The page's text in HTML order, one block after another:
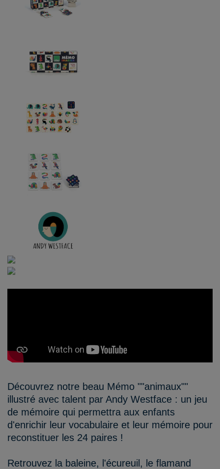
Découvrez notre beau Mémo ""animaux""
illustré avec talent par Andy Westface : un jeu
de mémoire qui permettra aux enfants
d'enrichir leur vocabulaire et leur mémoire pour
reconstituer les 24 paires !
Retrouvez la baleine, l'écureuil, le flamand